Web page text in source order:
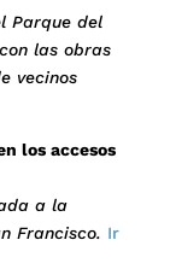
Parque del
las obras
vecinos
los accesos
a la
Francisco. Ir